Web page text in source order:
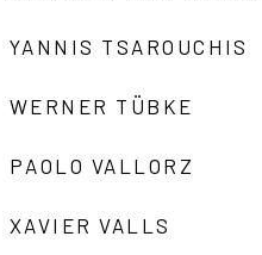
YANNIS TSAROUCHIS
WERNER TÜBKE
PAOLO VALLORZ
XAVIER VALLS